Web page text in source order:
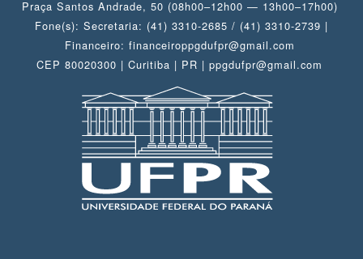
Praça Santos Andrade, 50 (08h00–12h00 — 13h00–17h00)
Fone(s): Secretaria: (41) 3310-2685 / (41) 3310-2739 |
Financeiro: financeiroppgdufpr@gmail.com
CEP 80020300 | Curitiba | PR | ppgdufpr@gmail.com